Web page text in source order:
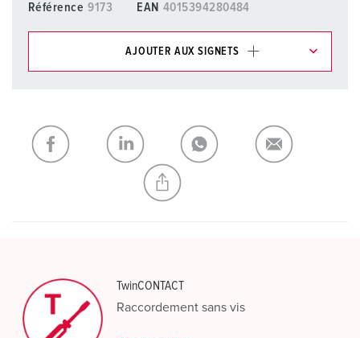
Référence 9173 EAN 4015394280484
AJOUTER AUX SIGNETS
Ma liste AJOUTER
CRÉER UNE NOUVELLE LISTE
TwinCONTACT
Raccordement sans vis